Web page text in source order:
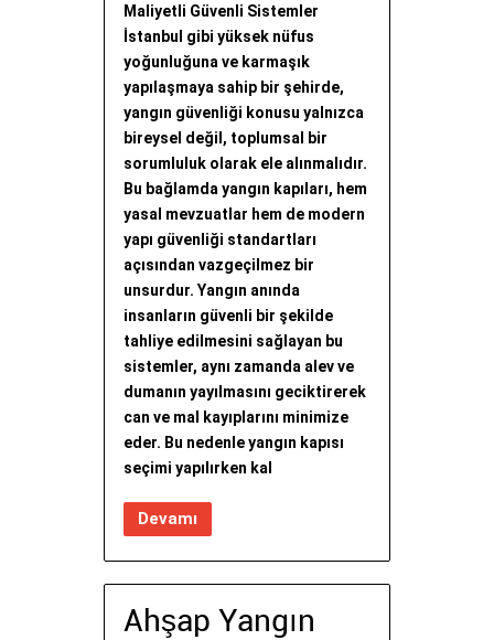
Maliyetli Güvenli Sistemler
İstanbul gibi yüksek nüfus
yoğunluğuna ve karmaşık
yapılaşmaya sahip bir şehirde,
yangın güvenliği konusu yalnızca
bireysel değil, toplumsal bir
sorumluluk olarak ele alınmalıdır.
Bu bağlamda yangın kapıları, hem
yasal mevzuatlar hem de modern
yapı güvenliği standartları
açısından vazgeçilmez bir
unsurdur. Yangın anında
insanların güvenli bir şekilde
tahliye edilmesini sağlayan bu
sistemler, aynı zamanda alev ve
dumanın yayılmasını geciktirerek
can ve mal kayıplarını minimize
eder. Bu nedenle yangın kapısı
seçimi yapılırken kal
Devamı
Ahşap Yangın